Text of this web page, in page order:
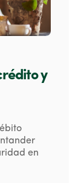
y
en